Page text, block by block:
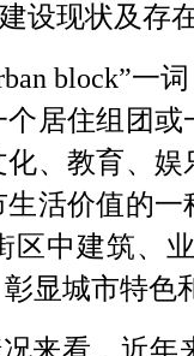
设现状及存
block”一
居住组团
、教育、
活价值的
区中建筑、
显城市特色